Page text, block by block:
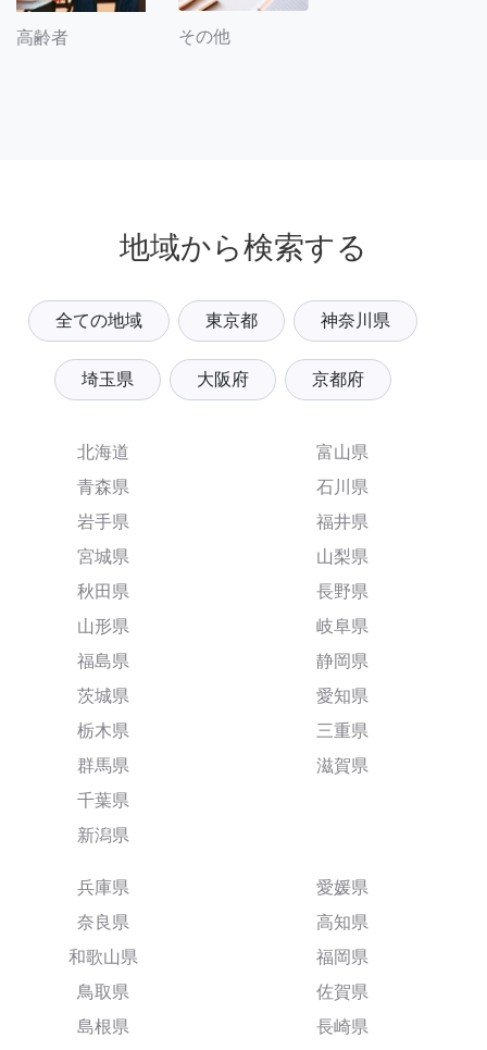
高齢者 その他
地域から検索する
全ての地域 東京都 神奈川県
埼玉県 大阪府 京都府
北海道
青森県
岩手県
宮城県
秋田県
山形県
福島県
茨城県
栃木県
群馬県
千葉県
新潟県
富山県
石川県
福井県
山梨県
長野県
岐阜県
静岡県
愛知県
三重県
滋賀県
兵庫県
奈良県
和歌山県
鳥取県
島根県
愛媛県
高知県
福岡県
佐賀県
長崎県